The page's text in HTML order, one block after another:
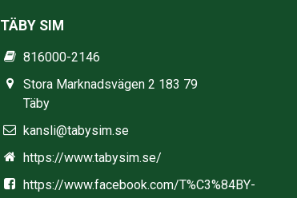
TÄBY SIM
816000-2146
Stora Marknadsvägen 2 183 79
Täby
kansli@tabysim.se
https://www.tabysim.se/
https://www.facebook.com/T%C3%84BY-